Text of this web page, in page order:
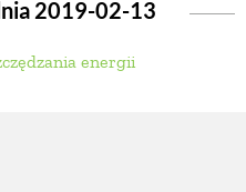
2019-02-13
energii
DOM